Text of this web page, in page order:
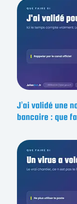
J’ai validé une
bancaire : que